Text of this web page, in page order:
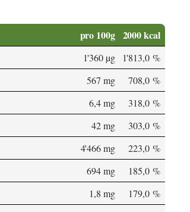
pro 100g 2000 kcal
1'360 µg
1'813,0 %
567 mg
708,0 %
6,4 mg
318,0 %
42 mg
303,0 %
4'466 mg
223,0 %
694 mg
185,0 %
1,8 mg
179,0 %